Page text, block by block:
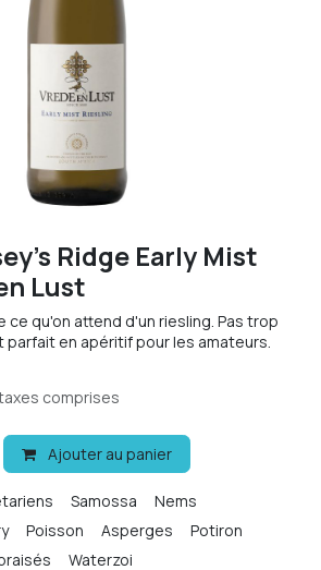
Ridge Early Mist
Lust
ce qu'on attend d'un riesling. Pas trop
en apéritif pour les amateurs.
comprises
Ajouter au panier
Samossa
Nems
Poisson Asperges
Potiron
Waterzoi